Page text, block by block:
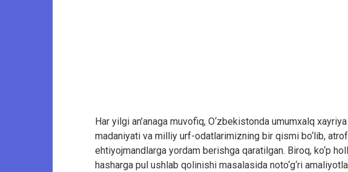
Har yilgi an’anaga muvofiq, O‘zbekistonda umumxalq
madaniyati va milliy urf-odatlarimizning bir qismi bo‘lib,
ehtiyojmandlarga yordam berishga qaratilgan. Biroq, ko‘p
hasharga pul ushlab qolinishi masalasida noto‘g‘ri